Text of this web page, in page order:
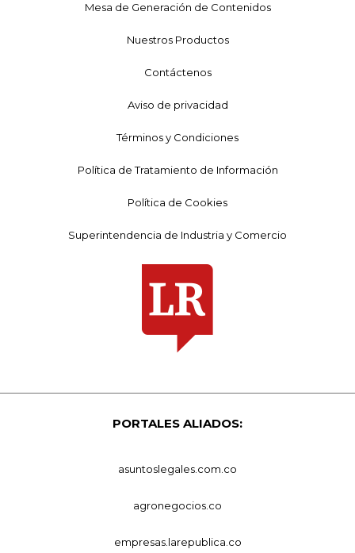
Mesa de Generación de Contenidos
Nuestros Productos
Contáctenos
Aviso de privacidad
Términos y Condiciones
Política de Tratamiento de Información
Política de Cookies
Superintendencia de Industria y Comercio
PORTALES ALIADOS:
asuntoslegales.com.co
agronegocios.co
empresas.larepublica.co